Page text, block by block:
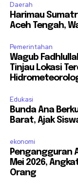
Daerah
Harimau
Aceh Tengah,
Pemerintahan
Wagub
Tinjau Lokasi
Edukasi
Bunda Ana
Barat, Ajak
ekonomi
Pengangguran
Mei 2026,
Orang